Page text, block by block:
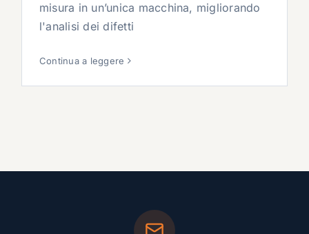
misura in un’unica macchina, migliorando
l'analisi dei difetti
Continua a leggere